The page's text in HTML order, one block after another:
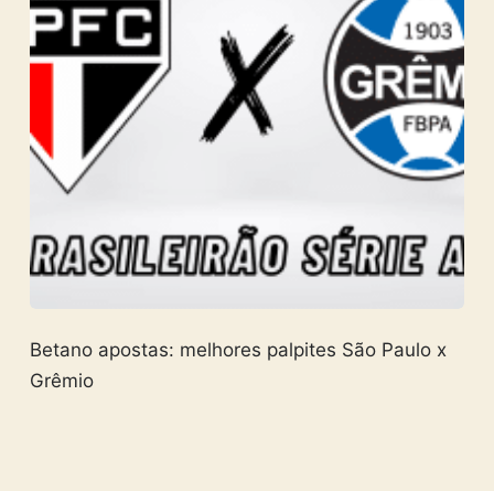
Betano apostas: melhores palpites São Paulo x
Grêmio